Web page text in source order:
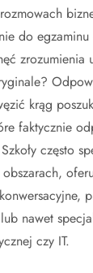
do
krąg
faktycznie
często
obszarach,
nawet
czy IT.